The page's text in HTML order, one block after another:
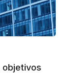
objetivos